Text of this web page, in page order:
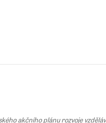
akčního plánu rozvoje